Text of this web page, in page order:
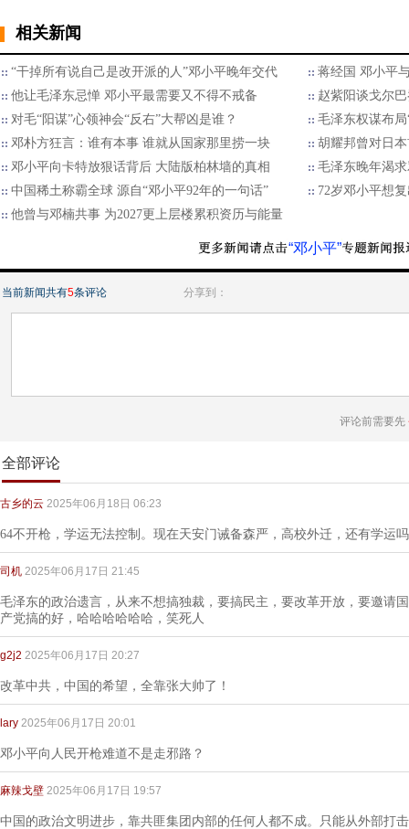
相关新闻
“干掉所有说自己是改开派的人”邓小平晚年交代
蒋经国 邓小平
他让毛泽东忌惮 邓小平最需要又不得不戒备
赵紫阳谈戈尔
对毛“阳谋”心领神会“反右”大帮凶是谁？
毛泽东权谋布
邓朴方狂言：谁有本事 谁就从国家那里捞一块
胡耀邦曾对日
邓小平向卡特放狠话背后 大陆版柏林墙的真相
毛泽东晚年渴
中国稀土称霸全球 源自“邓小平92年的一句话”
72岁邓小平想
他曾与邓楠共事 为2027更上层楼累积资历与能量
“邓小平”
当前新闻共有5条评论 分享到：
评论前需要先
全部评论
古乡的云 2025年06月18日 06:23
64不开枪，学运无法控制。现在天安门诫备森严，高校外迁，还有学运
司机 2025年06月17日 21:45
毛泽东的政治遗言，从来不想搞独裁，要搞民主，要改革开放，要邀请
产党搞的好，哈哈哈哈哈哈，笑死人
g2j2 2025年06月17日 20:27
改革中共，中国的希望，全靠张大帅了！
lary 2025年06月17日 20:01
邓小平向人民开枪难道不是走邪路？
麻辣戈壁 2025年06月17日 19:57
中国的政治文明进步，靠共匪集团内部的任何人都不成。只能从外部打